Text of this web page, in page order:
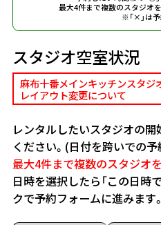
最大4件まで複数のスタジオ
※「×」は予
スタジオ空室状況
麻布十番メインキッチンスタジ
レイアウト変更について
レンタルしたいスタジオの
ください。(日付を跨いでの
最大4件まで複数のスタジオ
日時を選択したら「この日時
クで予約フォームに進みます。